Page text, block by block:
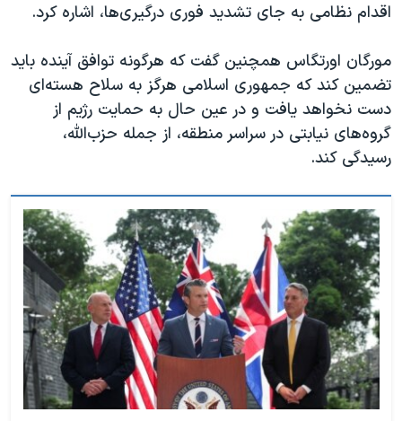
اقدام نظامی به جای تشدید فوری درگیری‌ها، اشاره کرد.
مورگان اورتگاس همچنین گفت که هرگونه توافق آینده باید
تضمین کند که جمهوری اسلامی هرگز به سلاح هسته‌ای
دست نخواهد یافت و در عین حال به حمایت رژیم از
گروه‌های نیابتی در سراسر منطقه، از جمله حزب‌الله،
رسیدگی کند.